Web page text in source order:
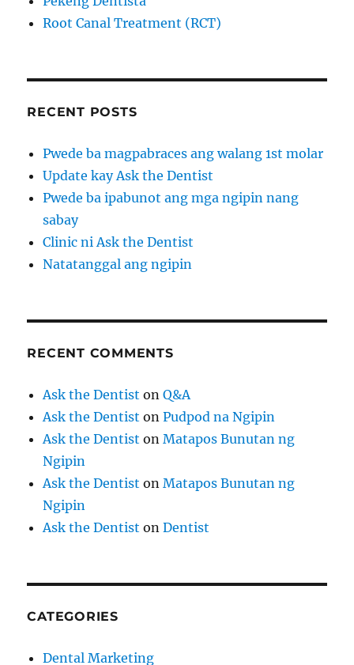
Root Canal Treatment (RCT)
RECENT POSTS
Pwede ba magpabraces ang walang 1st molar
Update kay Ask the Dentist
Pwede ba ipabunot ang mga ngipin nang
sabay
Clinic ni Ask the Dentist
Natatanggal ang ngipin
RECENT COMMENTS
Ask the Dentist onQ&A
Ask the Dentist onPudpod na Ngipin
Ask the Dentist onMatapos Bunutan ng
Ngipin
Ask the Dentist onMatapos Bunutan ng
Ngipin
Ask the Dentist onDentist
CATEGORIES
Dental Marketing